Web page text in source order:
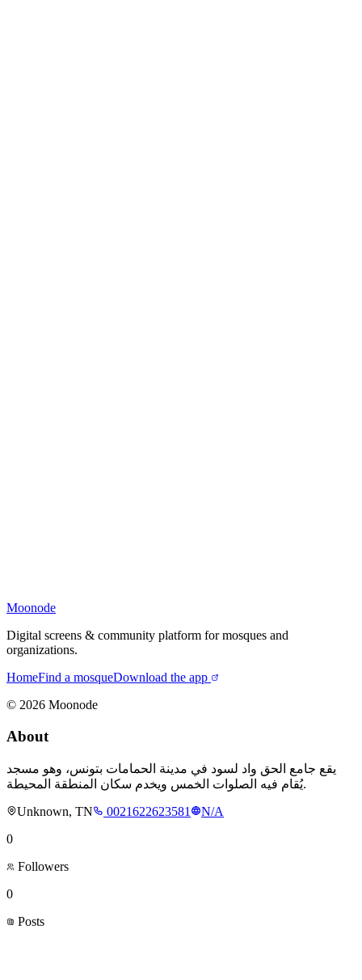
Moonode
Digital screens & community platform for mosques and
organizations.
HomeFind a mosqueDownload the app
© 2026 Moonode
About
يقع جامع الحق واد لسود في مدينة الحمامات بتونس، وهو مسجد
يُقام فيه الصلوات الخمس ويخدم سكان المنطقة المحيطة.
Unknown, TN
0021622623581
N/A
0
Followers
0
Posts